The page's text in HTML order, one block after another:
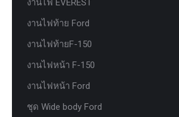
งานไฟท้าย Ford
งานไฟท้ายF-150
งานไฟหน้า F-150
งานไฟหน้า Ford
ชุด Wide body Ford